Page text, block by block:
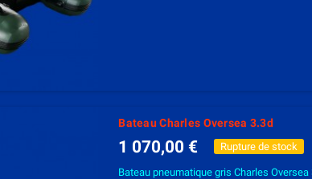
Bateau Charles Oversea 3.3d
1 070,00 € Rupture de stock
Bateau pneumatique gris Charles